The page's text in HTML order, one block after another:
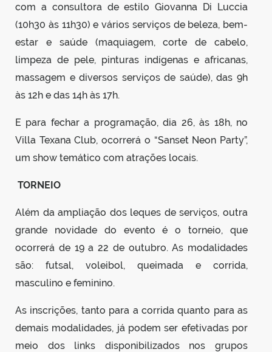
com a consultora de estilo Giovanna Di Luccia
(10h30 às 11h30) e vários serviços de beleza, bem-
estar e saúde (maquiagem, corte de cabelo,
limpeza de pele, pinturas indígenas e africanas,
massagem e diversos serviços de saúde), das 9h
às 12h e das 14h às 17h.
E para fechar a programação, dia 26, às 18h, no
Villa Texana Club, ocorrerá o “Sanset Neon Party”,
um show temático com atrações locais.
TORNEIO
Além da ampliação dos leques de serviços, outra
grande novidade do evento é o torneio, que
ocorrerá de 19 a 22 de outubro. As modalidades
são: futsal, voleibol, queimada e corrida,
masculino e feminino.
As inscrições, tanto para a corrida quanto para as
demais modalidades, já podem ser efetivadas por
meio dos links disponibilizados nos grupos